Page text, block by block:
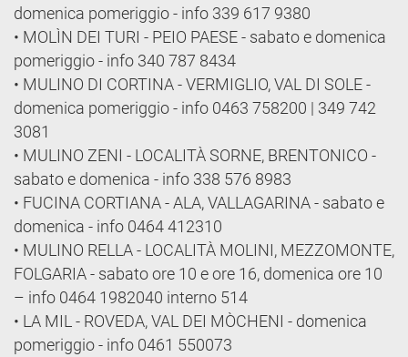
domenica pomeriggio - info 339 617 9380
• MOLÌN DEI TURI - PEIO PAESE - sabato e domenica
pomeriggio - info 340 787 8434
• MULINO DI CORTINA - VERMIGLIO, VAL DI SOLE -
domenica pomeriggio - info 0463 758200 | 349 742
3081
• MULINO ZENI - LOCALITÀ SORNE, BRENTONICO -
sabato e domenica - info 338 576 8983
• FUCINA CORTIANA - ALA, VALLAGARINA - sabato e
domenica - info 0464 412310
• MULINO RELLA - LOCALITÀ MOLINI, MEZZOMONTE,
FOLGARIA - sabato ore 10 e ore 16, domenica ore 10
– info 0464 1982040 interno 514
• LA MIL - ROVEDA, VAL DEI MÒCHENI - domenica
pomeriggio - info 0461 550073